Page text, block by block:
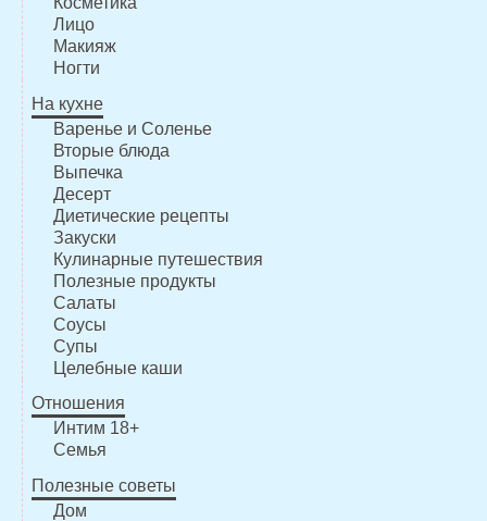
Лицо
Макияж
Ногти
На кухне
Варенье и Соленье
Вторые блюда
Выпечка
Десерт
Диетические рецепты
Закуски
Кулинарные путешествия
Полезные продукты
Салаты
Соусы
Супы
Целебные каши
Отношения
Интим 18+
Семья
Полезные советы
Дом